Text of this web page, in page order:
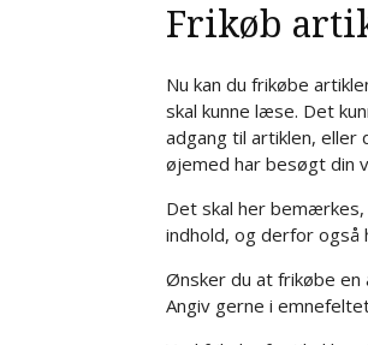
Frikøb
Nu kan du frikøbe
skal kunne læse. Det
adgang til artiklen,
øjemed har besøgt din
Det skal her
indhold, og derfor også
Ønsker du at frikøbe en
Angiv gerne i